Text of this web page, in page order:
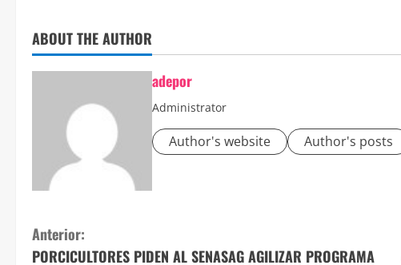
ABOUT THE AUTHOR
adepor
Administrator
Author's website Author's posts
S
Anterior:
PORCICULTORES PIDEN AL SENASAG AGILIZAR PROGRAMA